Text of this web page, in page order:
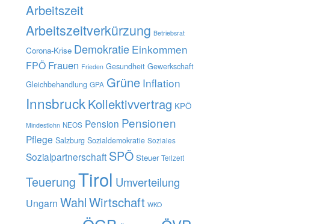
Arbeitszeit
Arbeitszeitverkürzung Betriebsrat
Corona-Krise Demokratie Einkommen
FPÖ Frauen Frieden Gesundheit Gewerkschaft
Gleichbehandlung GPA Grüne Inflation
InnsbruckKollektivvertrag KPÖ
Mindestlohn NEOS Pension Pensionen
Pflege Salzburg Sozialdemokratie Soziales
Sozialpartnerschaft SPÖ Steuer Teilzeit
TeuerungTirol Umverteilung
Ungarn WahlWirtschaft WKO